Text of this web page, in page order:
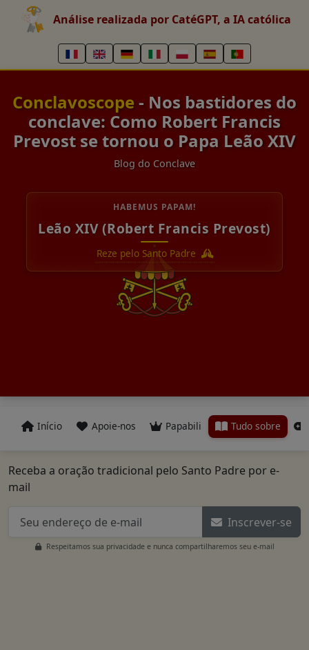
Análise realizada por CatéGPT, a IA católica
Conclavoscope - Nos bastidores do
conclave: Como Robert Francis
Prevost se tornou o Papa Leão XIV
Blog do Conclave
HABEMUS PAPAM!
Leão XIV (Robert Francis Prevost)
Reze pelo Santo Padre
Início Apoie-nos Papabili Tudo sobre
Receba a oração tradicional pelo Santo Padre por e-
mail
Inscrever-se
Respeitamos sua privacidade e nunca compartilharemos seu e-mail